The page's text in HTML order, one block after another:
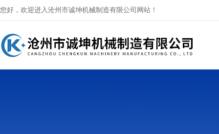
您好，欢迎进入沧州市诚坤机械制造有限公司网站！